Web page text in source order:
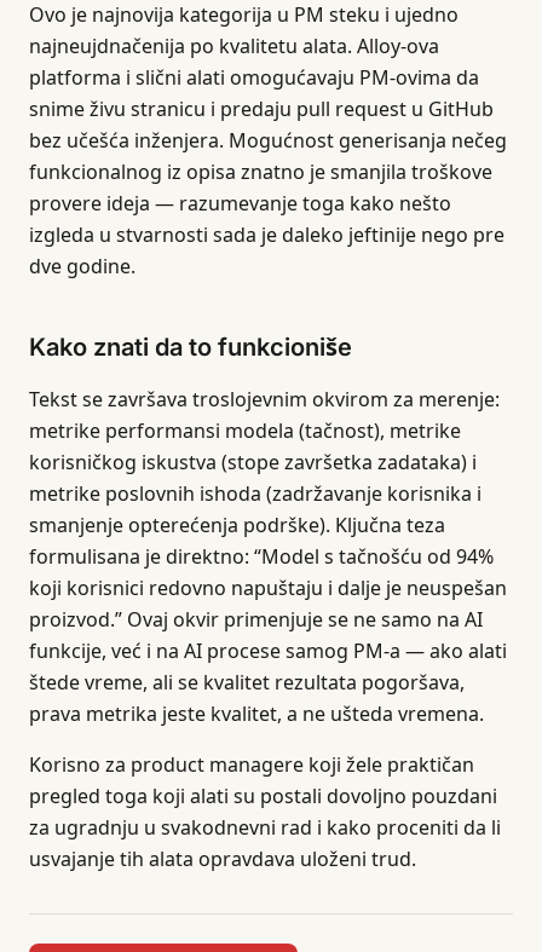
Ovo je najnovija kategorija u PM steku i ujedno
najneujdnačenija po kvalitetu alata. Alloy-ova
platforma i slični alati omogućavaju PM-ovima da
snime živu stranicu i predaju pull request u GitHub
bez učešća inženjera. Mogućnost generisanja nečeg
funkcionalnog iz opisa znatno je smanjila troškove
provere ideja — razumevanje toga kako nešto
izgleda u stvarnosti sada je daleko jeftinije nego pre
dve godine.
Kako znati da to funkcioniše
Tekst se završava troslojevnim okvirom za merenje:
metrike performansi modela (tačnost), metrike
korisničkog iskustva (stope završetka zadataka) i
metrike poslovnih ishoda (zadržavanje korisnika i
smanjenje opterećenja podrške). Ključna teza
formulisana je direktno: “Model s tačnošću od 94%
koji korisnici redovno napuštaju i dalje je neuspešan
proizvod.” Ovaj okvir primenjuje se ne samo na AI
funkcije, već i na AI procese samog PM-a — ako alati
štede vreme, ali se kvalitet rezultata pogoršava,
prava metrika jeste kvalitet, a ne ušteda vremena.
Korisno za product managere koji žele praktičan
pregled toga koji alati su postali dovoljno pouzdani
za ugradnju u svakodnevni rad i kako proceniti da li
usvajanje tih alata opravdava uloženi trud.